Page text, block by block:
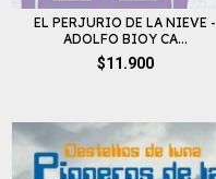
EL PERJURIO DE LA NIEVE -
ADOLFO BIOY CA...
$11.900